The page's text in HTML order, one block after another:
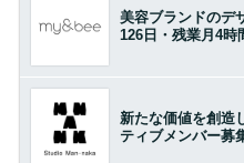
美容ブランドのデ
126日・残業月4時
新たな価値を創造
ティブメンバー募